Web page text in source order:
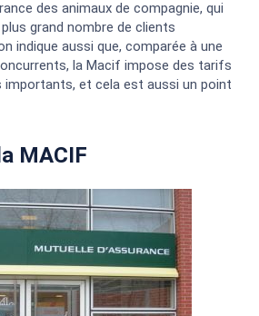
des animaux de compagnie, qui
grand nombre de clients
indique aussi que, comparée à une
la Macif impose des tarifs
et cela est aussi un point
MACIF